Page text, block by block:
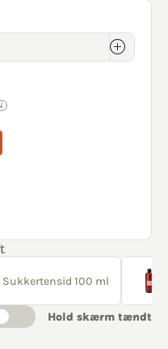
Sukkertensid 100 ml
Hold skærm tændt